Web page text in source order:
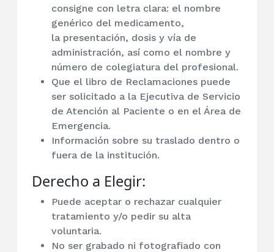
consigne con letra clara: el nombre
genérico del medicamento,
la presentación, dosis y vía de
administración, así como el nombre y
número de colegiatura del profesional.
Que el libro de Reclamaciones puede
ser solicitado a la Ejecutiva de Servicio
de Atención al Paciente o en el Área de
Emergencia.
Información sobre su traslado dentro o
fuera de la institución.
Derecho a Elegir:
Puede aceptar o rechazar cualquier
tratamiento y/o pedir su alta
voluntaria.
No ser grabado ni fotografiado con